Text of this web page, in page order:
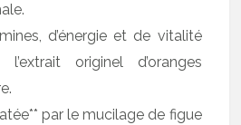
d’énergie et de vitalité
originel d’oranges
par le mucilage de figue